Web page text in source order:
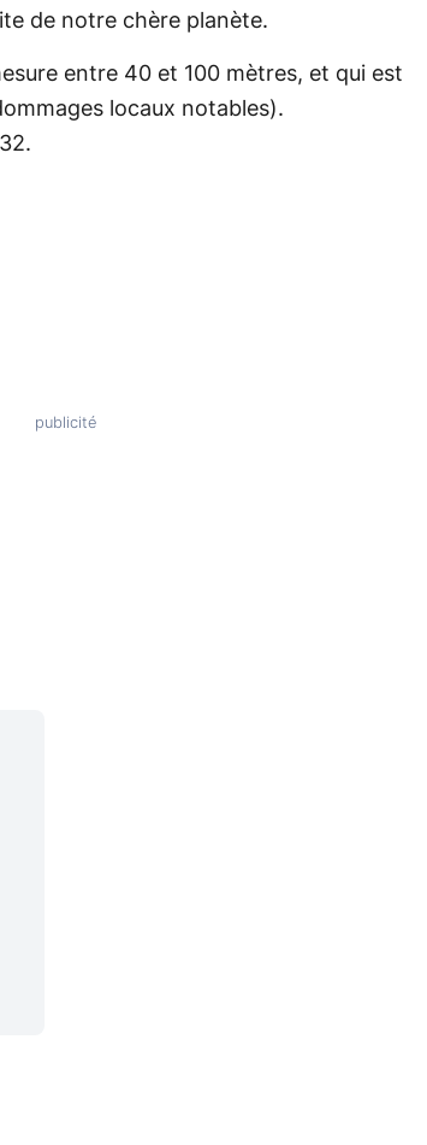
de notre chère planète.
entre 40 et 100 mètres, et qui est
locaux notables).